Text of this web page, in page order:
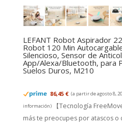
LEFANT Robot Aspirador
Robot 120 Min
Silencioso, Sensor de
App/Alexa/Bluetooth, para
Suelos Duros, M210
86,45 € (a partir de agosto 8,
información)
【Tecnología
más te preocupes por atascos o